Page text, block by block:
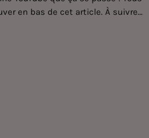
en bas de cet article. À suivre…